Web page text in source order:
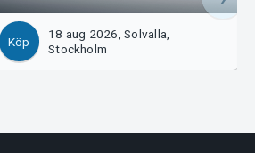
Köp
18 aug 2026, Solvalla,
Stockholm